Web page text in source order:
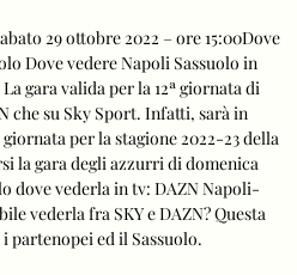
29 ottobre 2022 – ore 15:00Dove
Dove vedere Napoli Sassuolo in
gara valida per la 12ª giornata di
che su Sky Sport. Infatti, sarà in
per la stagione 2022-23 della
la gara degli azzurri di domenica
dove vederla in tv: DAZN Napoli-
vederla fra SKY e DAZN? Questa
partenopei ed il Sassuolo.